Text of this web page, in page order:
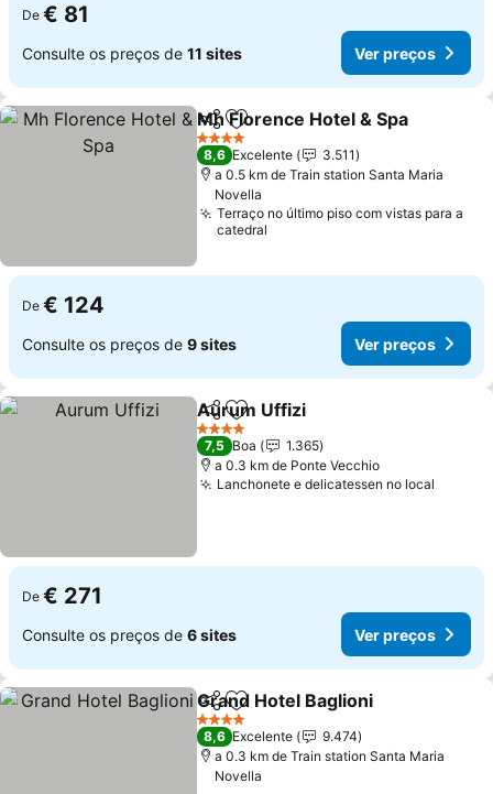
De € 81
Consulte os preços de 11 sites Ver preços
PartilharAdicionar aos favoritos
Mh Florence Hotel & Spa
4 Estrelas
8,6 Excelente
3.511
a 0.5 km de Train station Santa Maria
Novella
Terraço no último piso com vistas para a
catedral
De € 124
Consulte os preços de 9 sites Ver preços
PartilharAdicionar aos favoritos
Aurum Uffizi
4 Estrelas
7,5 Boa
1.365
a 0.3 km de Ponte Vecchio
Lanchonete e delicatessen no local
De € 271
Consulte os preços de 6 sites Ver preços
PartilharAdicionar aos favoritos
Grand Hotel Baglioni
4 Estrelas
8,6 Excelente
9.474
a 0.3 km de Train station Santa Maria
Novella